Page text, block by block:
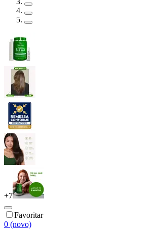
+7
Favoritar
0 (novo)